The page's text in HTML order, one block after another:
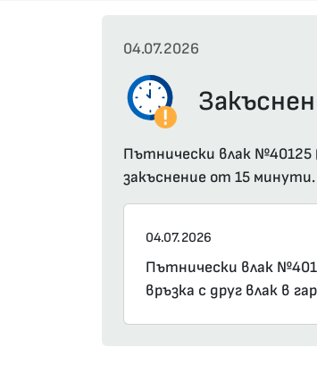
04.07.2026
Пътнически влак №40125
закъснение от 15 минути.
04.07.2026
Пътнически влак
връзка с друг влак в